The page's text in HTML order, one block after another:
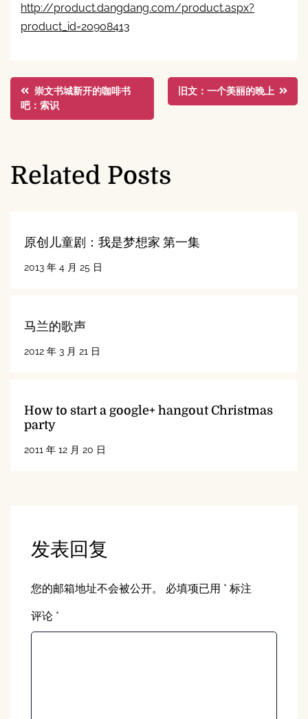
http://product.dangdang.com/product.aspx?
product_id=20908413
文
章
航
崇文书城新开的咖啡书
吧：索识
旧文：一个美丽的晚上
Related Posts
原创儿童剧：我是梦想家 第一集
2013 年 4 月 25 日
马兰的歌声
2012 年 3 月 21 日
How to start a google+ hangout Christmas
party
2011 年 12 月 20 日
发表回复
您的邮箱地址不会被公开。 必填项已用 * 标注
评论 *